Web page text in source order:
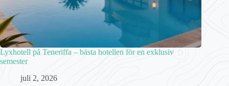
Lyxhotell på Teneriffa – bästa hotellen för en exklusiv
semester
juli 2, 2026